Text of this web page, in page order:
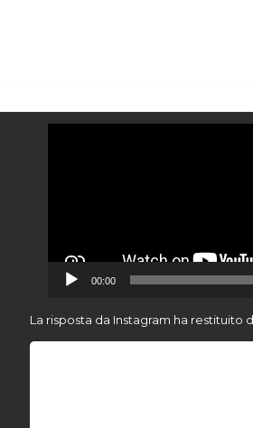
00:00
La risposta da Instagram ha restituito